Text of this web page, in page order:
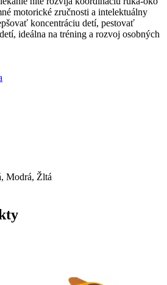
motorické zručnosti a intelektuálny
koncentráciu detí, pestovať
ideálna na tréning a rozvoj osobných
Modrá, Žltá